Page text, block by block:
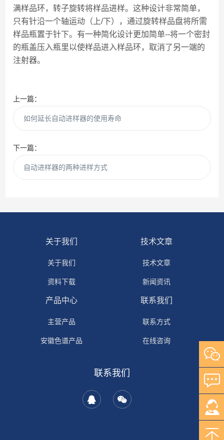
满样品环，转子旋转将样品进样。这种设计非常简单，
只有针沿一个轴运动（上/下），通过旋转样品盘将所需
样品瓶置于针下。有一种简化设计更加简单--将一个密封
的瓶盖压入瓶里以使样品进入样品环，取消了另一端的
注射器。
上一篇：
如何延长自动进样器的使用寿命
下一篇：
自动进样器的两种进样方式
关于我们
关于我们
资料下载
技术文章
技术文章
新闻资讯
产品中心
主营产品
安徽色谱产品
联系我们
联系方式
在线咨询
联系我们